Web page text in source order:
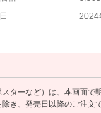
2024
ターなど）は、本画面で
き、発売日以降のご注